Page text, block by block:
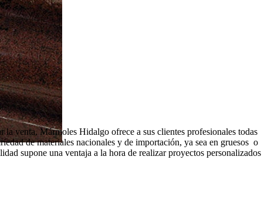
venta, Mármoles Hidalgo ofrece a sus clientes profesionales todas
de materiales nacionales y de importación, ya sea en gruesos o
supone una ventaja a la hora de realizar proyectos personalizados